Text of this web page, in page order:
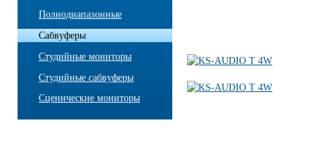
Полнодиапазонные
Сабвуферы
Студийные мониторы
Студийные сабвуферы
Сценические мониторы